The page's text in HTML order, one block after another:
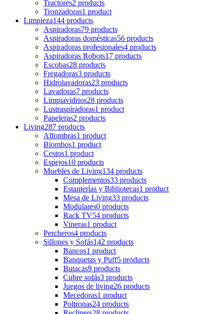
Tractores2 products
Tronzadoras1 product
Limpieza144 products
Aspiradoras79 products
Aspiradoras domésticas56 products
Aspiradoras profesionales4 products
Aspiradoras Robots17 products
Escobas28 products
Fregadoras3 products
Hidrolavadoras23 products
Lavadoras7 products
Limpiavidrios28 products
Lustraspiradoras1 product
Papeleras2 products
Living287 products
Alfombras1 product
Biombos1 product
Cestos1 product
Espejos10 products
Muebles de Living134 products
Complementos33 products
Estanterías y Bibliotecas1 product
Mesa de Living33 products
Modulares0 products
Rack TV54 products
Vineras1 product
Percheros4 products
Sillones y Sofás142 products
Bancos1 product
Banquetas y Puff5 products
Butacas9 products
Cubre sofás3 products
Juegos de living26 products
Mecedoras1 product
Poltronas24 products